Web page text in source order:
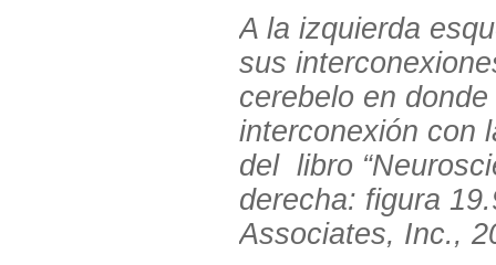
A la izquierda
sus
cerebelo en
interconexión con
del libro
derecha: figura
Associates, Inc.,